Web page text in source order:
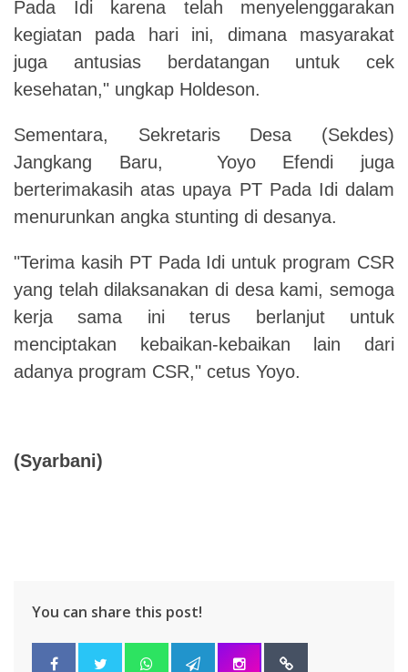
Pada Idi karena telah menyelenggarakan
kegiatan pada hari ini, dimana masyarakat
juga antusias berdatangan untuk cek
kesehatan," ungkap Holdeson.
Sementara, Sekretaris Desa (Sekdes)
Jangkang Baru, Yoyo Efendi juga
berterimakasih atas upaya PT Pada Idi dalam
menurunkan angka stunting di desanya.
"Terima kasih PT Pada Idi untuk program CSR
yang telah dilaksanakan di desa kami, semoga
kerja sama ini terus berlanjut untuk
menciptakan kebaikan-kebaikan lain dari
adanya program CSR," cetus Yoyo.
(Syarbani)
You can share this post!